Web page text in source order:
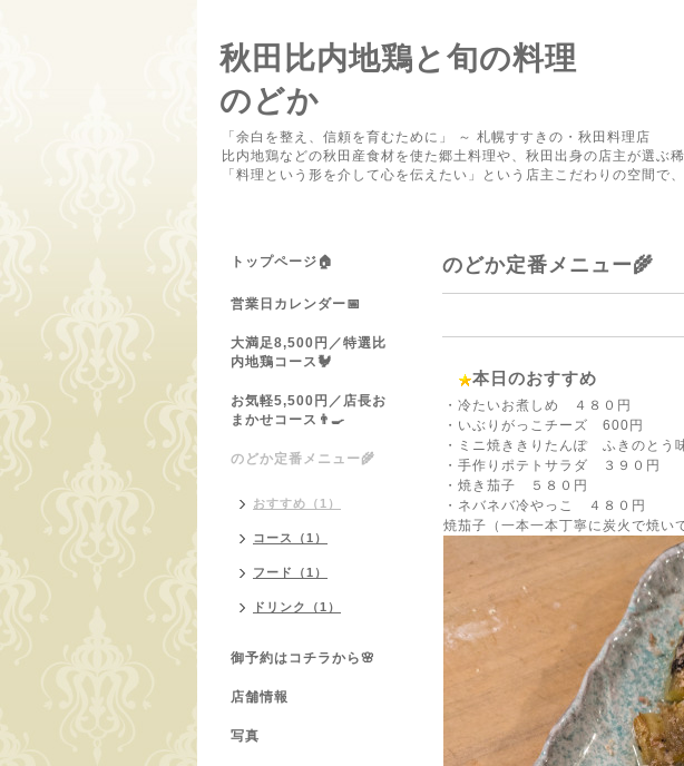
秋田比内地鶏と旬の料理
のどか
「余白を整え、信頼を育むために」 ～ 札幌すすきの・秋田料理店
比内地鶏などの秋田産食材を使た郷土料理や、秋田出身の店主が選ぶ
「料理という形を介して心を伝えたい」という店主こだわりの空間で
のどか定番メニュー🌾
本日のおすすめ
・冷たいお煮しめ ４８０円
・いぶりがっこチーズ 600円
・ミニ焼ききりたんぽ ふきのと
・手作りポテトサラダ ３９０円
・焼き茄子 ５８０円
・ネバネバ冷やっこ ４８０円
焼茄子（一本一本丁寧に炭火で焼い
トップページ🏠
営業日カレンダー📅
大満足8,500円／特選比
内地鶏コース🐓
お気軽5,500円／店長お
まかせコース👨‍🍳
のどか定番メニュー🌾
おすすめ（1）
コース（1）
フード（1）
ドリンク（1）
御予約はコチラから🌸
店舗情報
写真